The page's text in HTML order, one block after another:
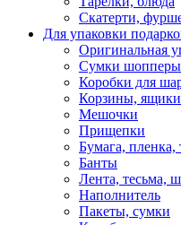
Скатерти,
Для упаковки
Оригинальная
Сумки шопперы
Коробки для
Корзины, ящики
Мешочки
Прищепки
Бумага, пленка,
Банты
Лента, тесьма,
Наполнитель
Пакеты, сумки